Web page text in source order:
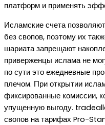
платформ и применять
Исламские счета
без свопов, поэтому их
шариата запрещают
приверженцы ислама не
по сути это ежедневные
плечом. При открытии
фиксированные комиссии,
упущенную выгоду.
свопов на тарифах Pro-